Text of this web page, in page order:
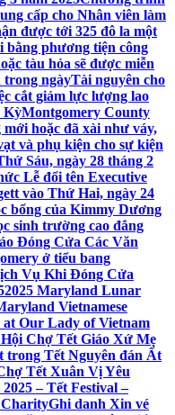
cấp cho Nhân viên làm
được tới 325 đô la một
phương tiện công
tàu hỏa sẽ được miễn
trong ngàyTài nguyên cho
cắt giảm lực lượng lao
KỳMontgomery County
mới hoặc đã xài như váy,
và phụ kiện cho sự kiện
Sáu, ngày 28 tháng 2
Lễ đổi tên Executive
vào Thứ Hai, ngày 24
bổng của Kimmy Dương
sinh trường cao đẳng
Đóng Cửa Các Văn
ở tiểu bang
Vụ Khi Đóng Cửa
2025 Maryland Lunar
Vietnamese
at Our Lady of Vietnam
Chợ Tết Giáo Xứ Mẹ
trong Tết Nguyên đán Ất
Tết Xuân Vị Yêu
– Tết Festival –
CharityGhi danh Xin vé